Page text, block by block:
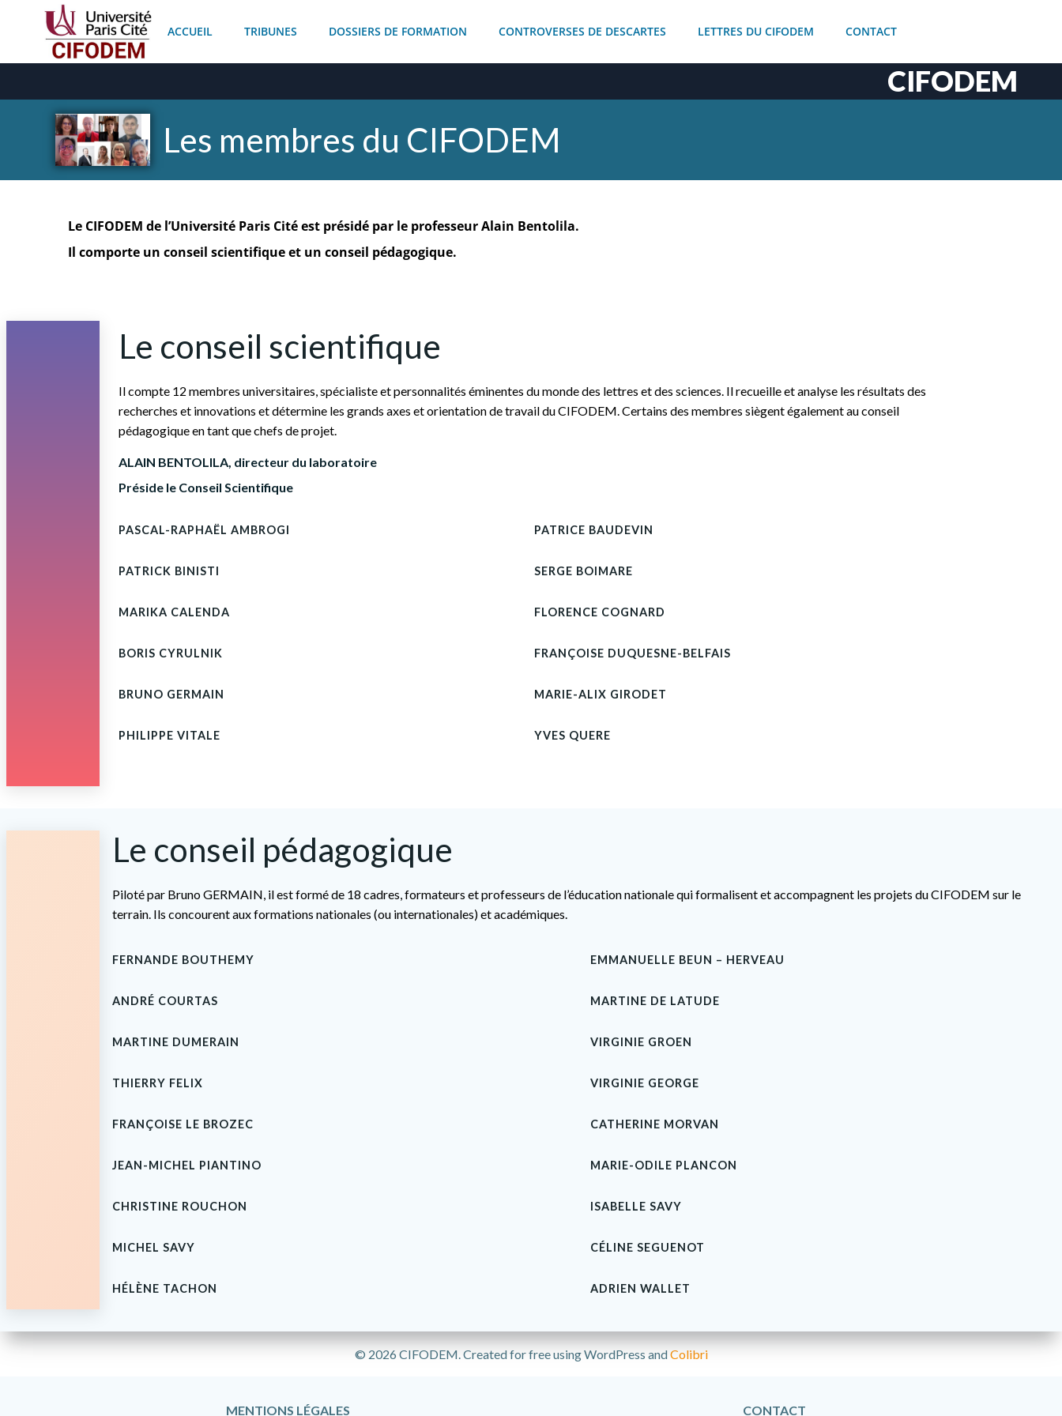
ACCUEIL TRIBUNES DOSSIERS DE FORMATION CONTROVERSES DE DESCARTES LETTRES DU CIFODEM CONTACT
CIFODEM
Les membres du CIFODEM
Le CIFODEM de l’Université Paris Cité est présidé par le professeur Alain Bentolila.
Il comporte un conseil scientifique et un conseil pédagogique.
Le conseil scientifique
Il compte 12 membres universitaires, spécialiste et personnalités éminentes du monde des lettres et des sciences. Il recueille et analyse les résultats des
recherches et innovations et détermine les grands axes et orientation de travail du CIFODEM. Certains des membres siègent également au conseil
pédagogique en tant que chefs de projet.
ALAIN BENTOLILA, directeur du laboratoire
Préside le Conseil Scientifique
PASCAL-RAPHAËL AMBROGI PATRICE BAUDEVIN
PATRICK BINISTI SERGE BOIMARE
MARIKA CALENDA FLORENCE COGNARD
BORIS CYRULNIK FRANÇOISE DUQUESNE-BELFAIS
BRUNO GERMAIN MARIE-ALIX GIRODET
PHILIPPE VITALE YVES QUERE
Le conseil pédagogique
Piloté par Bruno GERMAIN, il est formé de 18 cadres, formateurs et professeurs de l’éducation nationale qui formalisent et accompagnent les projets du CIFODEM sur le
terrain. Ils concourent aux formations nationales (ou internationales) et académiques.
FERNANDE BOUTHEMY EMMANUELLE BEUN – HERVEAU
ANDRÉ COURTAS MARTINE DE LATUDE
MARTINE DUMERAIN VIRGINIE GROEN
THIERRY FELIX VIRGINIE GEORGE
FRANÇOISE LE BROZEC CATHERINE MORVAN
JEAN-MICHEL PIANTINO MARIE-ODILE PLANCON
CHRISTINE ROUCHON ISABELLE SAVY
MICHEL SAVY CÉLINE SEGUENOT
HÉLÈNE TACHON ADRIEN WALLET
© 2026 CIFODEM. Created for free using WordPress and Colibri
MENTIONS LÉGALES CONTACT